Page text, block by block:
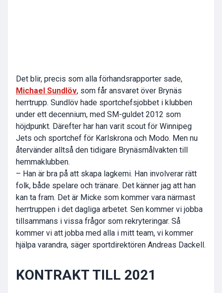
Det blir, precis som alla förhandsrapporter sade,
Michael Sundlöv, som får ansvaret över Brynäs
herrtrupp. Sundlöv hade sportchefsjobbet i klubben
under ett decennium, med SM-guldet 2012 som
höjdpunkt. Därefter har han varit scout för Winnipeg
Jets och sportchef för Karlskrona och Modo. Men nu
återvänder alltså den tidigare Brynäsmålvakten till
hemmaklubben.
– Han är bra på att skapa lagkemi. Han involverar rätt
folk, både spelare och tränare. Det känner jag att han
kan ta fram. Det är Micke som kommer vara närmast
herrtruppen i det dagliga arbetet. Sen kommer vi jobba
tillsammans i vissa frågor som rekryteringar. Så
kommer vi att jobba med alla i mitt team, vi kommer
hjälpa varandra, säger sportdirektören Andreas Dackell.
KONTRAKT TILL 2021